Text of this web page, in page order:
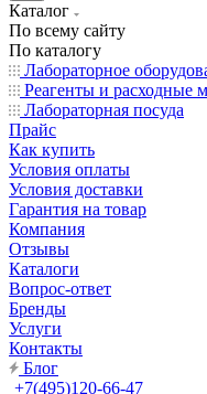
Каталог
По всему сайту
По каталогу
Лабораторное
Реагенты и расходные
Лабораторная посуда
Прайс
Как купить
Условия оплаты
Условия доставки
Гарантия на товар
Компания
Отзывы
Каталоги
Вопрос-ответ
Бренды
Услуги
Контакты
Блог
+7(495)120-66-47